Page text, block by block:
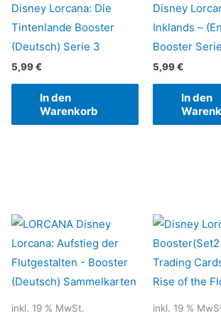
Disney Lorcana: Die
Tintenlande Booster
(Deutsch) Serie 3
5,99€
In den
Warenkorb
Disney
Inklands –
Booster
5,99€
In den
inkl. 19 % MwSt. inkl. 19 %